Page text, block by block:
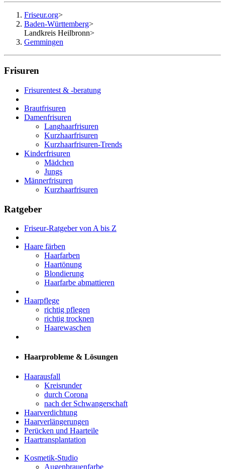
Friseur.org>
Baden-Württemberg>
Landkreis Heilbronn>
Gemmingen
Frisuren
Frisurentest & -beratung
Brautfrisuren
Damenfrisuren
Langhaarfrisuren
Kurzhaarfrisuren
Kurzhaarfrisuren-Trends
Kinderfrisuren
Mädchen
Jungs
Männerfrisuren
Kurzhaarfrisuren
Ratgeber
Friseur-Ratgeber von A bis Z
Haare färben
Haarfarben
Haartönung
Blondierung
Haarfarbe abmattieren
Haarpflege
richtig pflegen
richtig trocknen
Haarewaschen
Haarprobleme & Lösungen
Haarausfall
Kreisrunder
durch Corona
nach der Schwangerschaft
Haarverdichtung
Haarverlängerungen
Perücken und Haarteile
Haartransplantation
Kosmetik-Studio
Augenbrauenfarbe